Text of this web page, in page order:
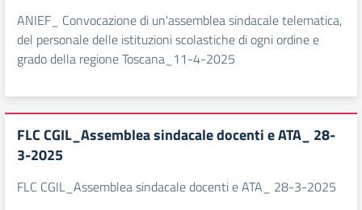
ANIEF_ Convocazione di un'assemblea sindacale telematica,
del personale delle istituzioni scolastiche di ogni ordine e
grado della regione Toscana_11-4-2025
FLC CGIL_Assemblea sindacale docenti e ATA_ 28-
3-2025
FLC CGIL_Assemblea sindacale docenti e ATA_ 28-3-2025